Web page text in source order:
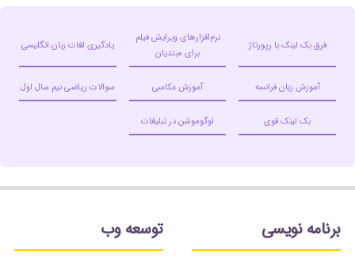
فرق بک لینک با رپورتاژ
نرم‌افزارهای ویرایش فیلم
برای مبتدیان
یادگیری لغات زبان انگلیسی
آموزش زبان فرانسه آموزش عکاسی سوالات ریاضی نیم سال اول
بک لینک قوی لوگوموشن در تبلیغات
برنامه نویسی توسعه وب